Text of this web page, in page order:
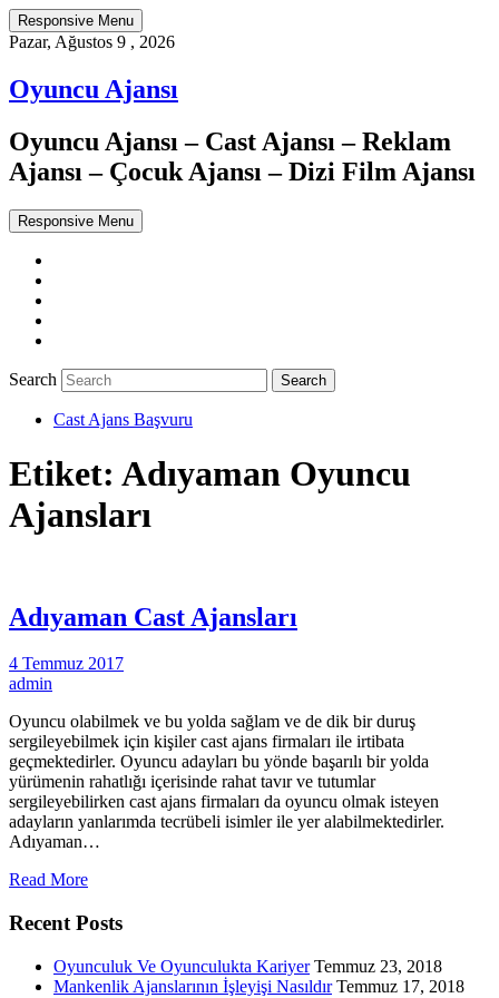
Responsive Menu
Pazar, Ağustos 9 , 2026
Oyuncu Ajansı
Oyuncu Ajansı – Cast Ajansı – Reklam
Ajansı – Çocuk Ajansı – Dizi Film Ajansı
Responsive Menu
Search
Cast Ajans Başvuru
Etiket: Adıyaman Oyuncu
Ajansları
Adıyaman Cast Ajansları
4 Temmuz 2017
admin
Oyuncu olabilmek ve bu yolda sağlam ve de dik bir duruş
sergileyebilmek için kişiler cast ajans firmaları ile irtibata
geçmektedirler. Oyuncu adayları bu yönde başarılı bir yolda
yürümenin rahatlığı içerisinde rahat tavır ve tutumlar
sergileyebilirken cast ajans firmaları da oyuncu olmak isteyen
adayların yanlarımda tecrübeli isimler ile yer alabilmektedirler.
Adıyaman…
Read More
Recent Posts
Oyunculuk Ve Oyunculukta Kariyer Temmuz 23, 2018
Mankenlik Ajanslarının İşleyişi Nasıldır Temmuz 17, 2018